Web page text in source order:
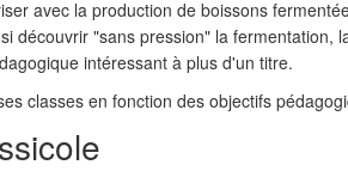
avec la production de boissons
"sans pression" la fermentation,
intéressant à plus d'un titre.
classes en fonction des objectifs